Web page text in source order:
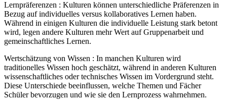
Lernpräferenzen : Kulturen können unterschiedliche Präferenzen in
Bezug auf individuelles versus kollaboratives Lernen haben.
Während in einigen Kulturen die individuelle Leistung stark betont
wird, legen andere Kulturen mehr Wert auf Gruppenarbeit und
gemeinschaftliches Lernen.
Wertschätzung von Wissen : In manchen Kulturen wird
traditionelles Wissen hoch geschätzt, während in anderen Kulturen
wissenschaftliches oder technisches Wissen im Vordergrund steht.
Diese Unterschiede beeinflussen, welche Themen und Fächer
Schüler bevorzugen und wie sie den Lernprozess wahrnehmen.